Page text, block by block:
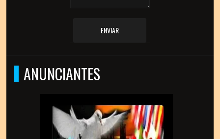
ENVIAR
ANUNCIANTES